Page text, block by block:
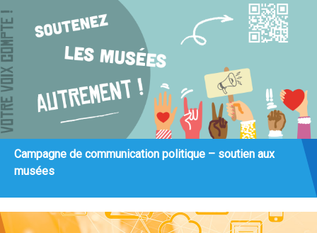
Campagne de communication politique – soutien aux
musées